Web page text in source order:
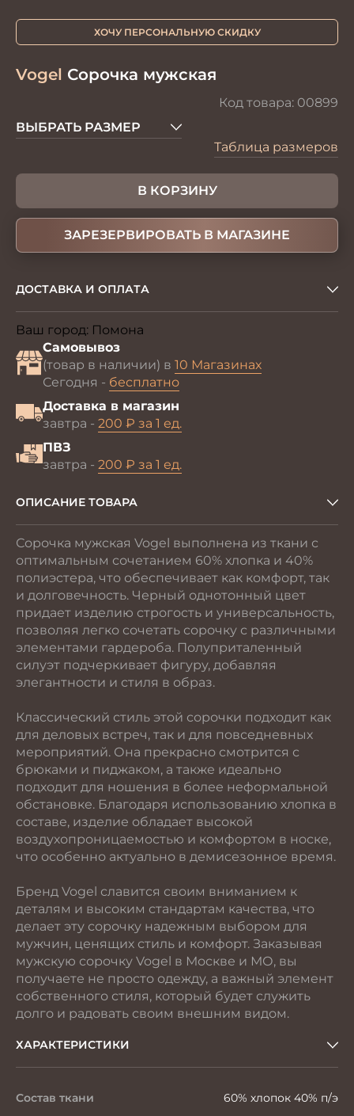
Vogel Сорочка мужская
Код товара: 00899
ХОЧУ ПЕРСОНАЛЬНУЮ СКИДКУ
ВЫБРАТЬ РАЗМЕР
Таблица размеров
В КОРЗИНУ
ЗАРЕЗЕРВИРОВАТЬ В МАГАЗИНЕ
ДОСТАВКА И ОПЛАТА
Ваш город: Помона
Самовывоз
(товар в наличии) в 10 Магазинах
Сегодня - бесплатно
Доставка в магазин
завтра - 200 ₽ за 1 ед.
ПВЗ
завтра - 200 ₽ за 1 ед.
ОПИСАНИЕ ТОВАРА
Сорочка мужская Vogel выполнена из ткани с
оптимальным сочетанием 60% хлопка и 40%
полиэстера, что обеспечивает как комфорт, так
и долговечность. Черный однотонный цвет
придает изделию строгость и универсальность,
позволяя легко сочетать сорочку с различными
элементами гардероба. Полуприталенный
силуэт подчеркивает фигуру, добавляя
элегантности и стиля в образ.
Классический стиль этой сорочки подходит как
для деловых встреч, так и для повседневных
мероприятий. Она прекрасно смотрится с
брюками и пиджаком, а также идеально
подходит для ношения в более неформальной
обстановке. Благодаря использованию хлопка в
составе, изделие обладает высокой
воздухопроницаемостью и комфортом в носке,
что особенно актуально в демисезонное время.
Бренд Vogel славится своим вниманием к
деталям и высоким стандартам качества, что
делает эту сорочку надежным выбором для
мужчин, ценящих стиль и комфорт. Заказывая
мужскую сорочку Vogel в Москве и МО, вы
получаете не просто одежду, а важный элемент
собственного стиля, который будет служить
долго и радовать своим внешним видом.
ХАРАКТЕРИСТИКИ
Состав ткани 60% хлопок 40% п/э